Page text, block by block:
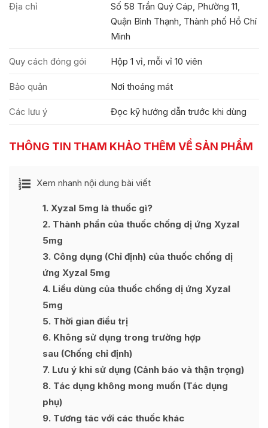
Địa chỉ
Số 58 Trần Quý Cáp, Phường 11,
Quận Bình Thạnh, Thành phố Hồ Chí
Minh
Quy cách đóng gói Hộp 1 vỉ, mỗi vỉ 10 viên
Bảo quản Nơi thoáng mát
Các lưu ý Đọc kỹ hướng dẫn trước khi dùng
THÔNG TIN THAM KHẢO THÊM VỀ SẢN PHẨM
Xem nhanh nội dung bài viết
Ẩn
1 Xyzal 5mg là thuốc gì?
2 Thành phần của thuốc chống dị ứng Xyzal
5mg
3 Công dụng (Chỉ định) của thuốc chống dị
ứng Xyzal 5mg
4 Liều dùng của thuốc chống dị ứng Xyzal
5mg
5 Thời gian điều trị
6 Không sử dụng trong trường hợp
sau (Chống chỉ định)
7 Lưu ý khi sử dụng (Cảnh báo và thận trọng)
8 Tác dụng không mong muốn (Tác dụng
phụ)
9 Tương tác với các thuốc khác